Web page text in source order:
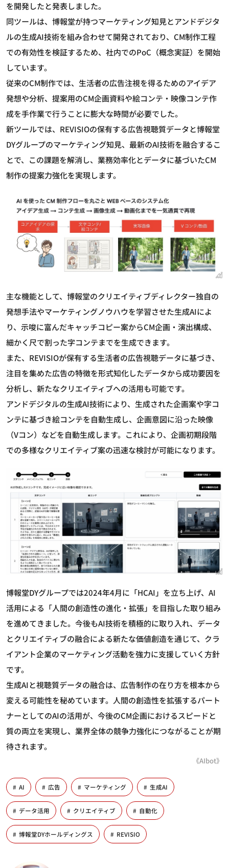
を開発したと発表しました。
同ツールは、博報堂が持つマーケティング知見とアンドデジタ
ルの生成AI技術を組み合わせて開発されており、CM制作工程
での有効性を検証するため、社内でのPoC（概念実証）を開始
しています。
従来のCM制作では、生活者の広告注視を得るためのアイデア
発想や分析、提案用のCM企画資料や絵コンテ・映像コンテ作
成を手作業で行うことに膨大な時間が必要でした。
新ツールでは、REVISIOの保有する広告視聴質データと博報堂
DYグループのマーケティング知見、最新のAI技術を融合するこ
とで、この課題を解消し、業務効率化とデータに基づいたCM
制作の提案力強化を実現します。
主な機能として、博報堂のクリエイティブディレクター独自の
発想手法やマーケティングノウハウを学習させた生成AIによ
り、示唆に富んだキャッチコピー案からCM企画・演出構成、
細かく尺で割った字コンテまでを生成できます。
また、REVISIOが保有する生活者の広告視聴データに基づき、
注目を集めた広告の特徴を形式知化したデータから成功要因を
分析し、新たなクリエイティブへの活用も可能です。
アンドデジタルの生成AI技術により、生成された企画案や字コ
ンテに基づき絵コンテを自動生成し、企画意図に沿った映像
（Vコン）などを自動生成します。これにより、企画初期段階
での多様なクリエイティブ案の迅速な検討が可能になります。
博報堂DYグループでは2024年4月に「HCAI」を立ち上げ、AI
活用による「人間の創造性の進化・拡張」を目指した取り組み
を進めてきました。今後もAI技術を積極的に取り入れ、データ
とクリエイティブの融合による新たな価値創造を通じて、クラ
イアント企業のマーケティング活動を強力に支援していく方針
です。
生成AIと視聴質データの融合は、広告制作の在り方を根本から
変える可能性を秘めています。人間の創造性を拡張するパート
ナーとしてのAIの活用が、今後のCM企画におけるスピードと
質の両立を実現し、業界全体の競争力強化につながることが期
待されます。
《AIbot》
AI 広告 マーケティング 生成AI
データ活用 クリエイティブ 自動化
博報堂DYホールディングス REVISIO